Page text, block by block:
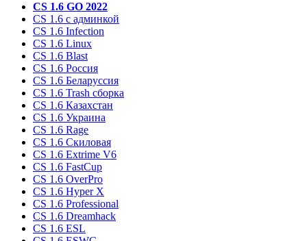
CS 1.6 GO 2022
CS 1.6 с админкой
CS 1.6 Infection
CS 1.6 Linux
CS 1.6 Blast
CS 1.6 Россия
CS 1.6 Беларуссия
CS 1.6 Trash сборка
CS 1.6 Казахстан
CS 1.6 Украина
CS 1.6 Rage
CS 1.6 Скиловая
CS 1.6 Extrime V6
CS 1.6 FastCup
CS 1.6 OverPro
CS 1.6 Hyper X
CS 1.6 Professional
CS 1.6 Dreamhack
CS 1.6 ESL